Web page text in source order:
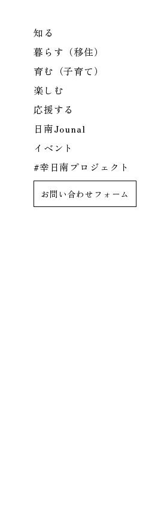
知る
暮らす（移住）
育む（子育て）
楽しむ
応援する
日南Jounal
イベント
#幸日南プロジェクト
お問い合わせフォーム